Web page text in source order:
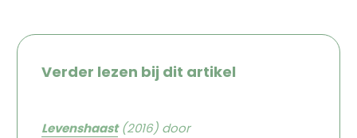
Verder lezen bij dit artikel
Levenshaast(2016) door